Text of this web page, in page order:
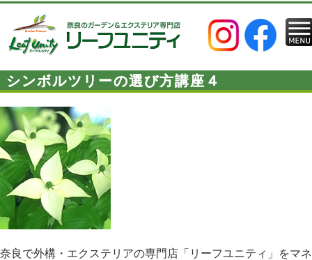
シンボルツリーの選び方講座４
奈良で外構・エクステリアの専門店「リーフユニティ」をマネ